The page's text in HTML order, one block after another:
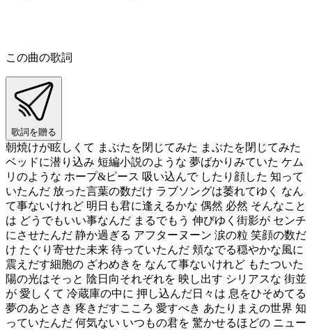
この曲の歌詞
歌詞を贈る
朝焼けが眩しくて まぶたを閉じてみた まぶたを閉じてみた
ベッドに潜り込み 短編小説のような 夢ばかりみていた ケム
リのような ホープ&ピース 吸い込んで したり顔した 知って
いたんだ 放った言葉の数だけ ラブソングは萎れてゆく なん
て事ないけれど 明日も君に逢えるかな 偶然 必然 そんなこと
は どうでもいい事なんだ まるでもう 伸びゆく街影が センチ
にさせたんだ 静か過ぎる アフターヌーン 涙の粒 笑顔の数だ
け たぐり寄せた未来 待っていたんだ 頬なでる穏やかな風に
震えだす細胞の ざわめきを なんて事ないけれど もたついた
陽の光はそっと 陰日向それぞれを 映し出す シリアスな 街並
が 愛しくて 冷蔵庫の中に 押し込んだ日々は 息をひそめてる
夢のあとさき 疼きだすこころ 愛すべき あたりまえの世界 知
っていたんだ 何気ない いつもの君を 驚かせるほどの ニュー